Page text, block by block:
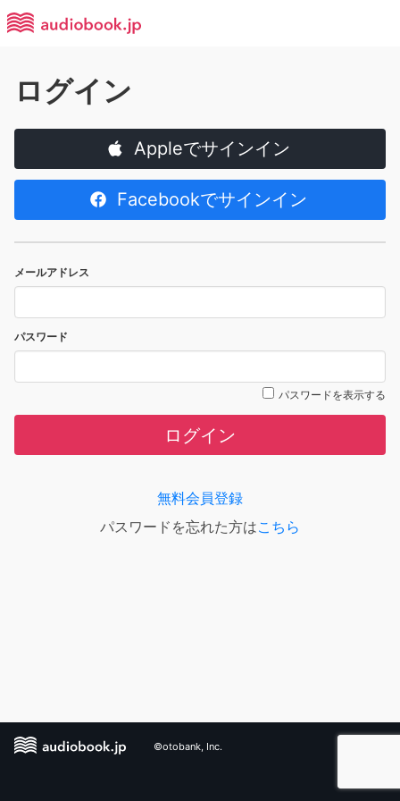
ログイン
Appleでサインイン
Facebookでサインイン
メールアドレス
パスワード
パスワードを表示する
ログイン
無料会員登録
パスワードを忘れた方はこちら
©otobank, Inc.